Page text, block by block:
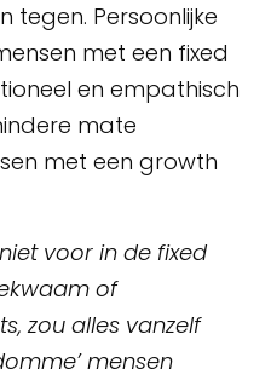
tegen. Persoonlijke
met een fixed
en empathisch
mate
met een growth
voor in de fixed
of
zou alles vanzelf
mensen